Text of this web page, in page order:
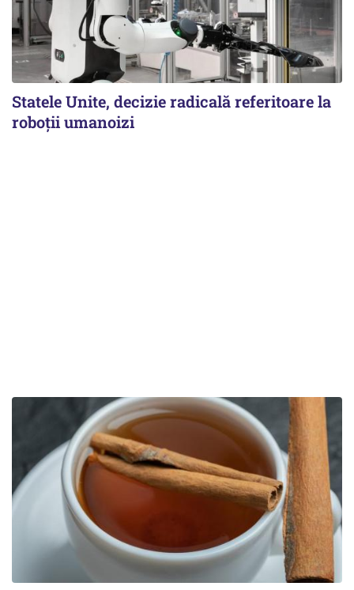
Statele Unite, decizie radicală referitoare la
roboții umanoizi